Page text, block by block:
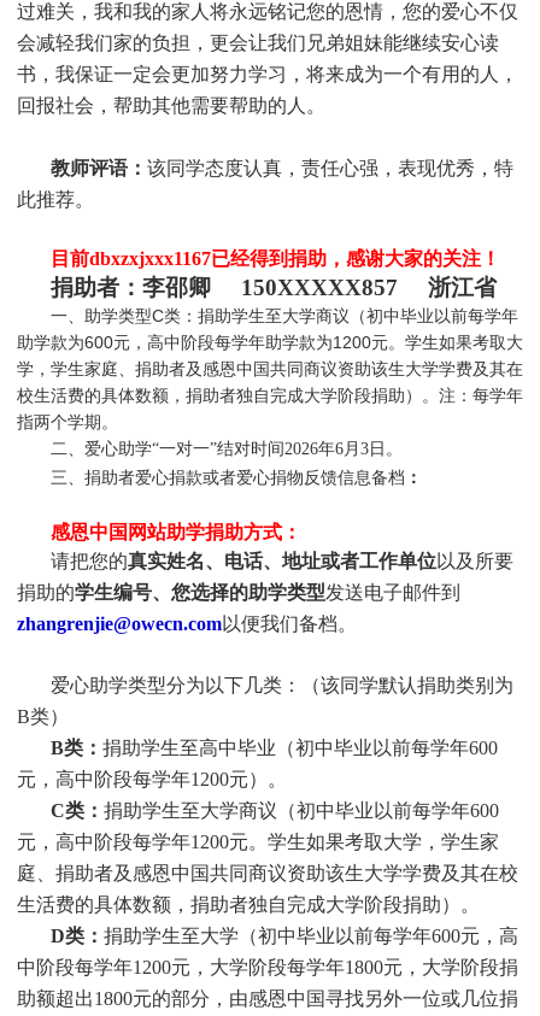
过难关，我和我的家人将永远铭记您的恩情，您的爱心不仅
会减轻我们家的负担，更会让我们兄弟姐妹能继续安心读
书，我保证一定会更加努力学习，将来成为一个有用的人，
回报社会，帮助其他需要帮助的人。
教师评语： 该同学态度认真，责任心强，表现优秀，特
此推荐。
目前dbxzxjxxx1167已经得到捐助，感谢大家的关注！
捐助者： 李邵卿 150XXXXX857 浙江省
一、助学类型C类：捐助学生至大学商议（初中毕业以前每学年
助学款为600元，高中阶段每学年助学款为1200元。学生如果考取大
学，学生家庭、捐助者及感恩中国共同商议资助该生大学学费及其在
校生活费的具体数额，捐助者独自完成大学阶段捐助）。注：每学年
指两个学期。
二、爱心助学“一对一”结对时间2026年6月3日 。
三、捐助者爱心捐款或者爱心捐物反馈信息备档 ：
感恩中国网站助学捐助方式：
请把您的真实姓名、电话、地址或者工作单位以及所要
捐助的学生编号、您选择的助学类型发送电子邮件到
zhangrenjie@owecn.com以便我们备档。
爱心助学类型分为以下几类：（该同学默认捐助类别为
B类）
B类： 捐助学生至高中毕业（初中毕业以前每学年600
元，高中阶段每学年1200元）。
C类： 捐助学生至大学商议（初中毕业以前每学年600
元，高中阶段每学年1200元。 学生如果考取大学， 学生家
庭、捐助者及感恩中国共同商议资助该生大学学费及其在校
生活费的具体数额，捐助者独自完成大学阶段捐助）。
D类： 捐助学生至大学（初中毕业以前每学年600元，高
中阶段每学年1200元，大学阶段每学年1800元，大学阶段捐
助额超出1800元的部分，由感恩中国寻找另外一位或几位捐